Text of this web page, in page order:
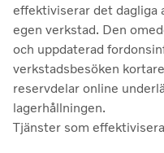
effektiviserar det dagliga
egen verkstad. Den
och uppdaterad
verkstadsbesöken
reservdelar online
lagerhållningen.
Tjänster som